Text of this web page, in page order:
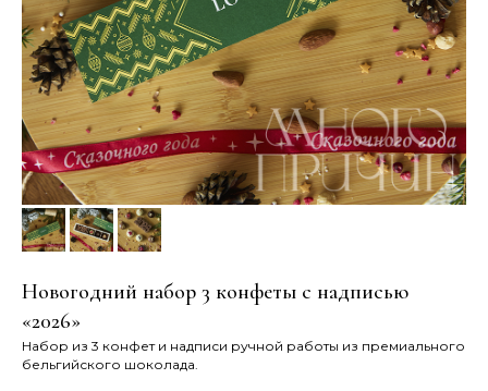
Новогодний набор 3 конфеты с надписью
«2026»
Набор из 3 конфет и надписи ручной работы из премиального
бельгийского шоколада.